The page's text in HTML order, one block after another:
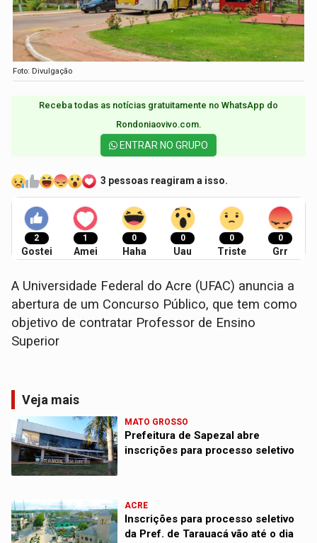
Foto: Divulgação
Receba todas as notícias gratuitamente no WhatsApp do
Rondoniaovivo.com.​
ENTRAR NO GRUPO
3 pessoas reagiram a isso.
2
Gostei
1
Amei
0
Haha
0
Uau
0
Triste
0
Grr
A Universidade Federal do Acre (UFAC) anuncia a
abertura de um Concurso Público, que tem como
objetivo de contratar Professor de Ensino
Superior
Veja mais
MATO GROSSO
Prefeitura de Sapezal abre
inscrições para processo seletivo
ACRE
Inscrições para processo seletivo
da Pref. de Tarauacá vão até o dia